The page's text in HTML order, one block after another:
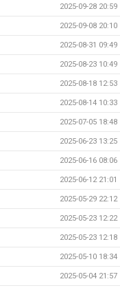
2025-09-28 20:59
2025-09-08 20:10
2025-08-31 09:49
2025-08-23 10:49
2025-08-18 12:53
2025-08-14 10:33
2025-07-05 18:48
2025-06-23 13:25
2025-06-16 08:06
2025-06-12 21:01
2025-05-29 22:12
2025-05-23 12:22
2025-05-23 12:18
2025-05-10 18:34
2025-05-04 21:57